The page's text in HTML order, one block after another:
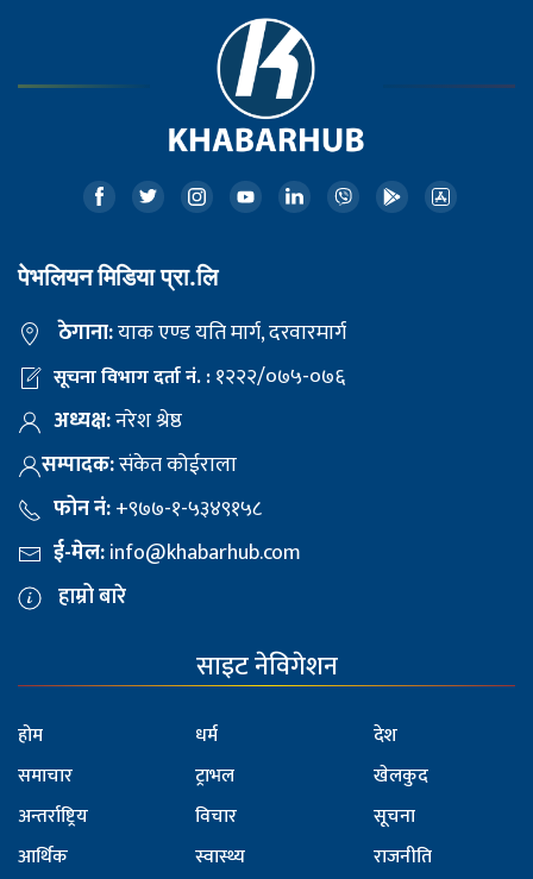
पेभलियन मिडिया प्रा.लि
ठेगाना:याक एण्ड यति मार्ग, दरवारमार्ग
सूचना विभाग दर्ता नं. :१२२२/०७५-०७६
अध्यक्ष:नरेश श्रेष्ठ
सम्पादक:संकेत कोईराला
फोन नं:+९७७-१-५३४९१५८
ई-मेल:info@khabarhub.com
हाम्रो बारे
साइट नेविगेशन
होम
समाचार
अन्तर्राष्ट्रिय
आर्थिक
धर्म
ट्राभल
विचार
स्वास्थ्य
देश
खेलकुद
सूचना
राजनीति